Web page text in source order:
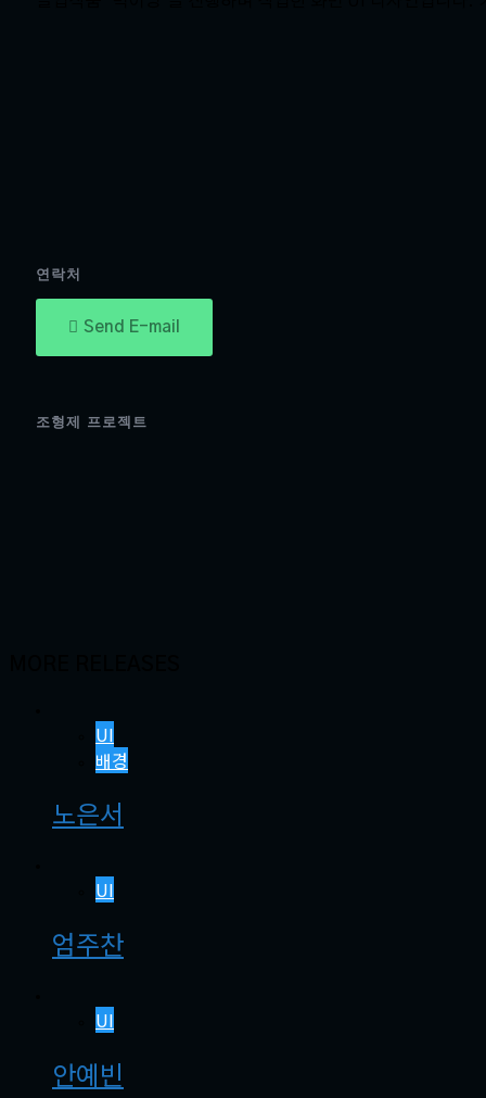
연락처
Send E-mail
조형제 프로젝트
UI
배경
노은서
UI
엄주찬
UI
안예빈